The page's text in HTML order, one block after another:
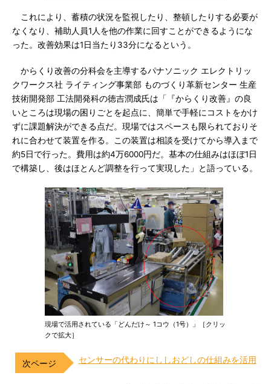
これにより、蓄積の状況を監視したり、整頓したりする必要が
なくなり、補助人員1人を他の作業に回すことができるようにな
った。改善効果は1日当たり33分になるという。
からくり改善の分科会を主導するパナソニック エレクトリッ
クワークス社 ライティング事業部 ものづくり革新センター 生産
技術開発部 工法開発科の徳吉潤成氏は「『からくり改善』の良
いところは現場の困りごとを起点に、簡単で手軽にコストをかけ
ずに課題解決ができる点だ。現場ではスペースも限られておりそ
れに合わせて装置を作る。この装置は相談を受けてから導入まで
約5日で行った。費用は約4万6000円だ。基本の仕組みはほぼ1日
で構築し、後はほとんど調整を行って実現した」と語っている。
現場で活用されている「どんだけ～ 1コウ（1号）」［クリッ
クで拡大］
センサーの代わりにししおどしの仕組みを活用